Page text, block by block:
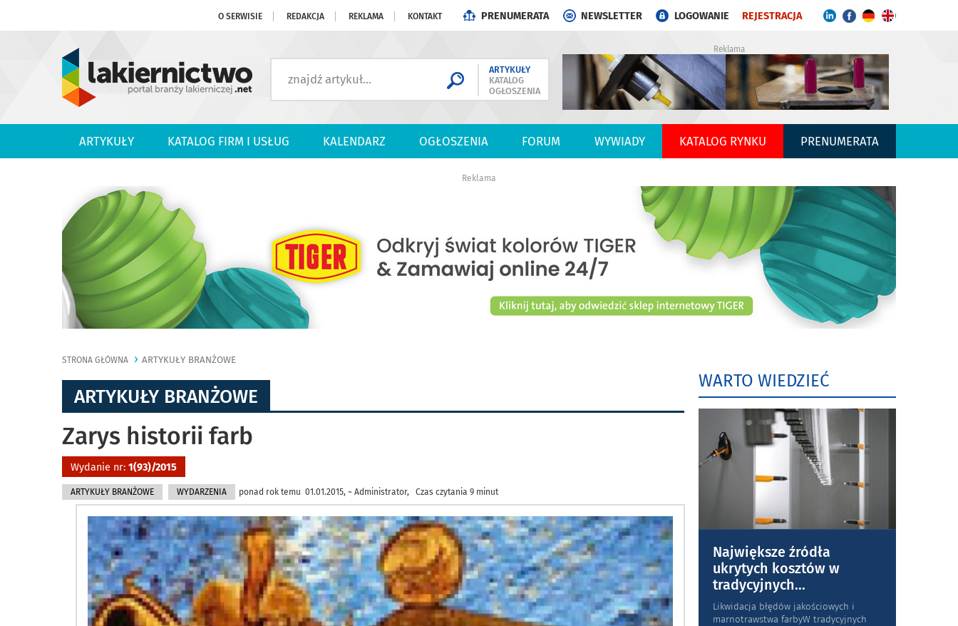
O SERWISIE REDAKCJA REKLAMA KONTAKT PRENUMERATA NEWSLETTER LOGOWANIE REJESTRACJA
ARTYKUŁY
KATALOG
OGŁOSZENIA
Reklama
ARTYKUŁY KATALOG FIRM I USŁUG KALENDARZ OGŁOSZENIA FORUM WYWIADY KATALOG RYNKU PRENUMERATA
Reklama
STRONA GŁÓWNA ARTYKUŁY BRANŻOWE
ARTYKUŁY BRANŻOWE
Zarys historii farb
Wydanie nr: 1(93)/2015
ARTYKUŁY BRANŻOWE WYDARZENIA ponad rok temu 01.01.2015, ~ Administrator, Czas czytania 9 minut
WARTO WIEDZIEĆ
Największe źródła
ukrytych kosztów w
tradycyjnych...
Likwidacja błędów jakościowych i
marnotrawstwa farbyW tradycyjnych